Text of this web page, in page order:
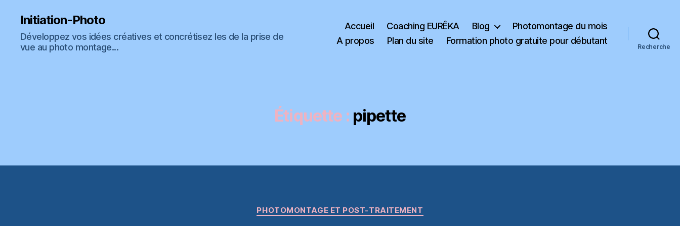
Initiation-Photo
Développez vos idées créatives et concrétisez les de la prise de
vue au photo montage...
Accueil Coaching EURÊKA Blog
Photomontage du mois
A propos
Plan du site Formation photo gratuite pour débutant
Recherche
Étiquette : pipette
Catégories
PHOTOMONTAGE ET POST-TRAITEMENT